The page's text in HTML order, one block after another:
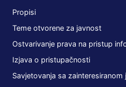
Propisi
Teme otvorene za javnost
Ostvarivanje prava na pristup
Izjava o pristupačnosti
Savjetovanja sa zainteresiranom